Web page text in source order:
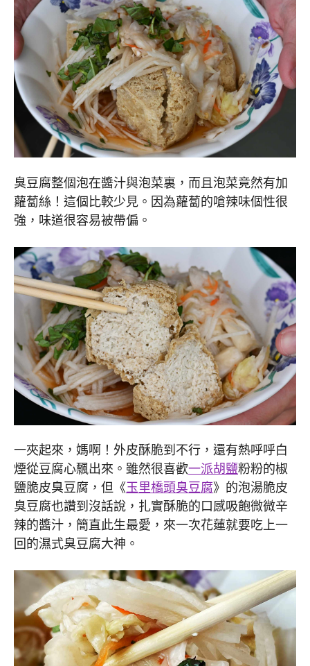
臭豆腐整個泡在醬汁與泡菜裏，而且泡菜竟然有加
蘿蔔絲！這個比較少見。因為蘿蔔的嗆辣味個性很
強，味道很容易被帶偏。
一夾起來，媽啊！外皮酥脆到不行，還有熱呼呼白
煙從豆腐心飄出來。雖然很喜歡一派胡鹽粉粉的椒
鹽脆皮臭豆腐，但《玉里橋頭臭豆腐》的泡湯脆皮
臭豆腐也讚到沒話說，扎實酥脆的口感吸飽微微辛
辣的醬汁，簡直此生最愛，來一次花蓮就要吃上一
回的濕式臭豆腐大神。